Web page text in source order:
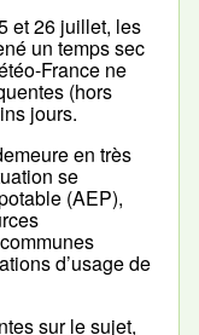
et 26 juillet, les
un temps sec
France ne
(hors
jours.
en très
se
(AEP),
d’usage de
sur le sujet,